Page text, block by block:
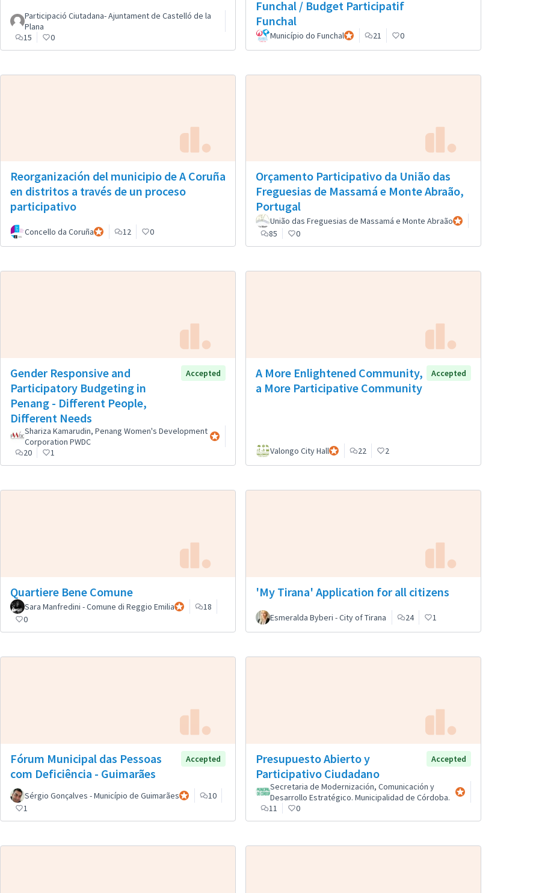
Participació Ciutadana- Ajuntament de Castelló de la
Plana
15
0
Funchal / Budget Participatif
Funchal
Município do FunchalParticipante oficial
21 0
Reorganización del municipio de A Coruña
en distritos a través de un proceso
participativo
Concello da CoruñaParticipante oficial
12 0
Orçamento Participativo da União das
Freguesias de Massamá e Monte Abraão,
Portugal
União das Freguesias de Massamá e Monte AbraãoParticipante oficial
85
0
Gender Responsive and
Participatory Budgeting in
Penang - Different People,
Different Needs
Accepted
Shariza Kamarudin, Penang Women's Development
Corporation PWDC
Participante oficial
20
1
A More Enlightened Community,
a More Participative Community
Accepted
Valongo City HallParticipante oficial
22 2
Quartiere Bene Comune
Sara Manfredini - Comune di Reggio EmiliaParticipante oficial
18
0
'My Tirana' Application for all citizens
Esmeralda Byberi - City of Tirana 24 1
Fórum Municipal das Pessoas
com Deficiência - Guimarães
Accepted
Sérgio Gonçalves - Município de GuimarãesParticipante oficial
10
1
Presupuesto Abierto y
Participativo Ciudadano
Accepted
Secretaria de Modernización, Comunicación y
Desarrollo Estratégico. Municipalidad de Córdoba. Participante oficial
11
0